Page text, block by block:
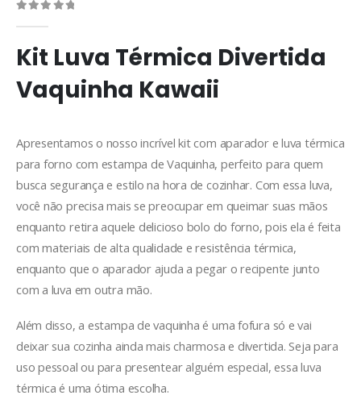
Kit Luva Térmica Divertida
Vaquinha Kawaii
Apresentamos o nosso incrível kit com aparador e luva térmica
para forno com estampa de Vaquinha, perfeito para quem
busca segurança e estilo na hora de cozinhar. Com essa luva,
você não precisa mais se preocupar em queimar suas mãos
enquanto retira aquele delicioso bolo do forno, pois ela é feita
com materiais de alta qualidade e resistência térmica,
enquanto que o aparador ajuda a pegar o recipente junto
com a luva em outra mão.
Além disso, a estampa de vaquinha é uma fofura só e vai
deixar sua cozinha ainda mais charmosa e divertida. Seja para
uso pessoal ou para presentear alguém especial, essa luva
térmica é uma ótima escolha.